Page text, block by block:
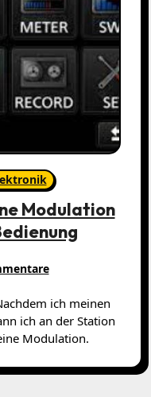
Modulation
ich an der Station
Modulation.